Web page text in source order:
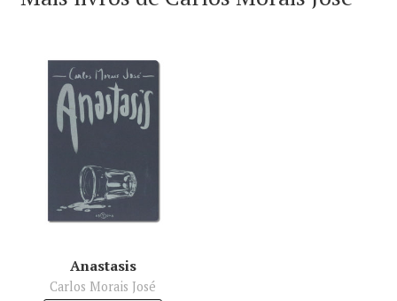
Anastasis
Carlos Morais José